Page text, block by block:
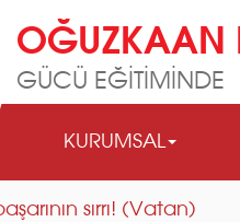
OĞUZKAAN
GÜCÜ EĞİTİMİNDE
KURUMSAL
sırrı! (Vatan)